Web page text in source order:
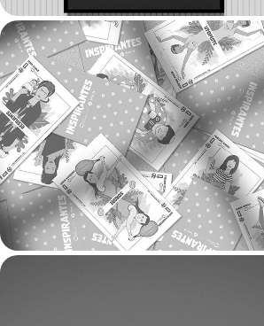
Inspirantes - Jeu de carte
2022